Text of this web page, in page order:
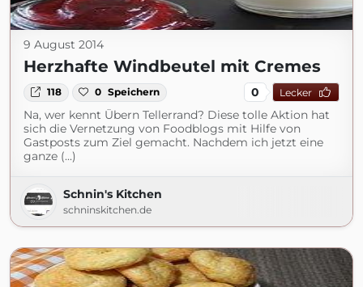
9 August 2014
Herzhafte Windbeutel mit Cremes
118 0 Speichern 0 Lecker
Na, wer kennt Übern Tellerrand? Diese tolle Aktion hat
sich die Vernetzung von Foodblogs mit Hilfe von
Gastposts zum Ziel gemacht. Nachdem ich jetzt eine
ganze (...)
Schnin's Kitchen
schninskitchen.de